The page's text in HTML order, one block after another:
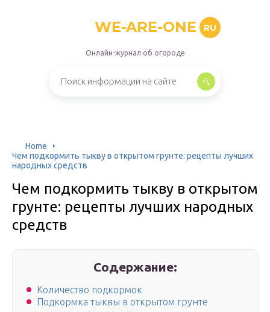
WE-ARE-ONE RU
Онлайн-журнал об огороде
Home
Чем подкормить тыкву в открытом грунте: рецепты лучших
народных средств
Чем подкормить тыкву в открытом
грунте: рецепты лучших народных
средств
Содержание:
Количество подкормок
Подкормка тыквы в открытом грунте